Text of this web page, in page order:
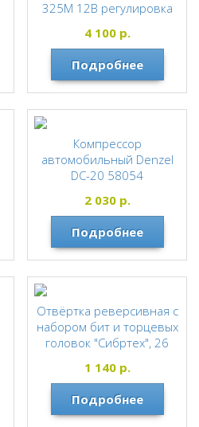
325М 12В регулировка
ОБОРОНПРИБОР
4 100р.
Подробнее
Компрессор
автомобильный Denzel
DС-20 58054
DENZEL
2 030р.
Подробнее
Отвёртка реверсивная с
набором бит и торцевых
головок "Сибртех", 26
СИБРТЕХ
1 140р.
Подробнее